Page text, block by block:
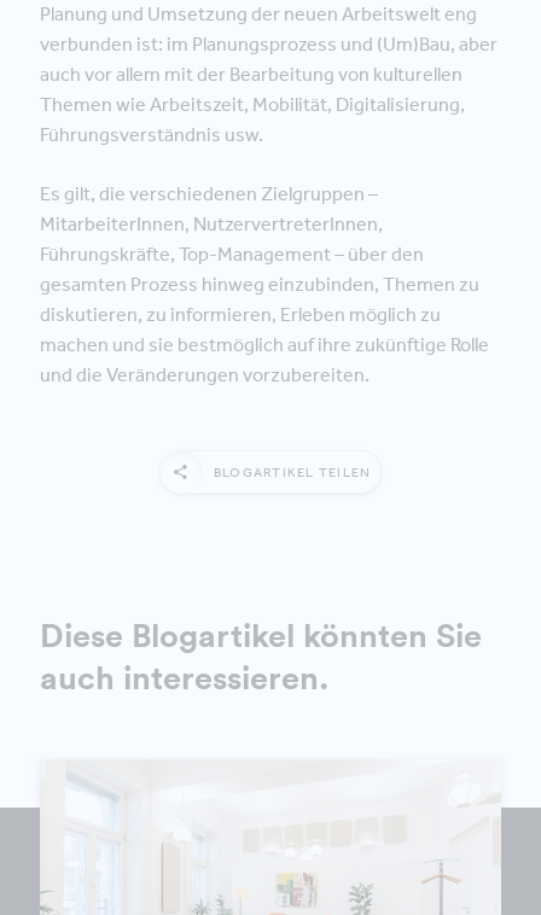
Planung und Umsetzung der neuen Arbeitswelt eng
verbunden ist: im Planungsprozess und (Um)Bau, aber
auch vor allem mit der Bearbeitung von kulturellen
Themen wie Arbeitszeit, Mobilität, Digitalisierung,
Führungsverständnis usw.
Es gilt, die verschiedenen Zielgruppen –
MitarbeiterInnen, NutzervertreterInnen,
Führungskräfte, Top-Management – über den
gesamten Prozess hinweg einzubinden, Themen zu
diskutieren, zu informieren, Erleben möglich zu
machen und sie bestmöglich auf ihre zukünftige Rolle
und die Veränderungen vorzubereiten.
BLOGARTIKEL TEILEN
Diese Blogartikel könnten Sie
auch interessieren.